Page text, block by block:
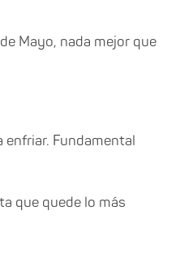
Mayo, nada mejor que
enfriar. Fundamental
que quede lo más